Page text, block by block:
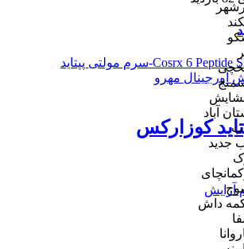
آباد
جدید
داش
کوزارکس
آرایش